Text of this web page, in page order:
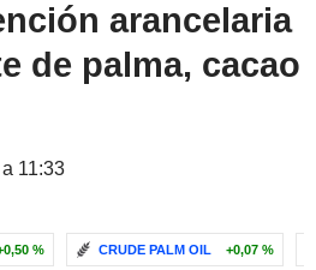
arancelaria
de palma, cacao
11:33
% CRUDE PALM OIL +0,07 %